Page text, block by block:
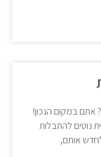
אתם במקום הנכון!
נוטים להתבלות
אותם,